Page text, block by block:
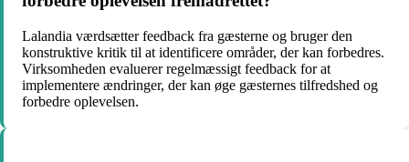
Lalandia værdsætter feedback fra gæsterne og bruger den
konstruktive kritik til at identificere områder, der kan forbedres.
Virksomheden evaluerer regelmæssigt feedback for at
implementere ændringer, der kan øge gæsternes tilfredshed og
forbedre oplevelsen.